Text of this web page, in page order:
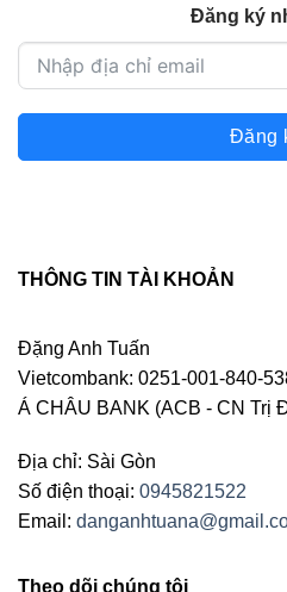
Đăng ký
Đăng
THÔNG TIN TÀI KHOẢN
Đặng Anh Tuấn
Vietcombank: 0251-001-840-
Á CHÂU BANK (ACB - CN Trị
Địa chỉ: Sài Gòn
Số điện thoại: 0945821522
Email:
Theo dõi chúng tôi